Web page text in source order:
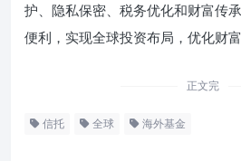
护、隐私保密、税务优化和财富传
便利，实现全球投资布局，优化财富
正文完
信托 全球 海外基金